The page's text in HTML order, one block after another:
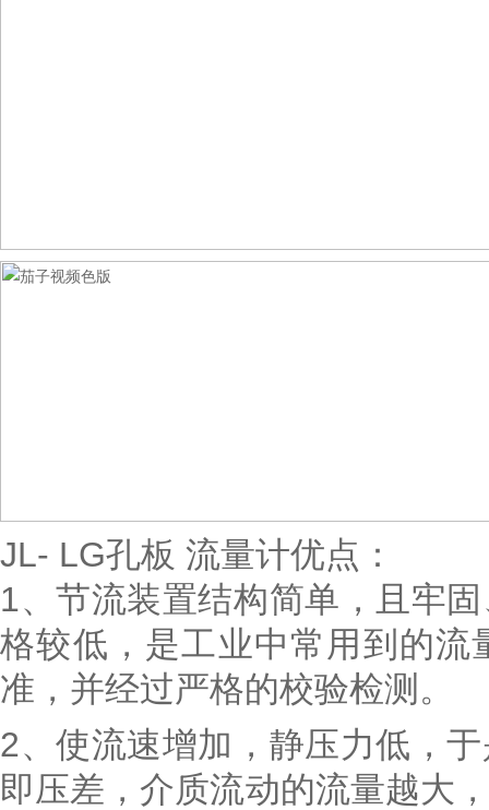
JL- LG孔板 流量计优点：
1、节流装置结构简单，且牢
格较低，是工业中常用到的
准，并经过严格的校验检测。
2、使流速增加，静压力低，
即压差，介质流动的流量越大